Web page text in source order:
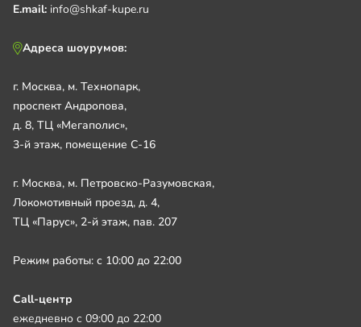
E.mail: info@shkaf-kupe.ru
Адреса шоурумов:
г. Москва, м. Технопарк,
проспект Андропова,
д. 8, ТЦ «Мегаполис»,
3-й этаж, помещение С-16
г. Москва, м. Петровско-Разумовская,
Локомотивный проезд, д. 4,
ТЦ «Парус», 2-й этаж, пав. 207
Режим работы: с 10:00 до 22:00
Call-центр
ежедневно с 09:00 до 22:00